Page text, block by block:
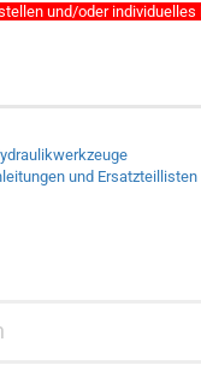
und/oder
und Ersatzteillisten